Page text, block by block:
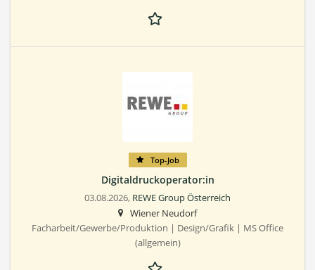
Top-Job
Digitaldruckoperator:in
03.08.2026, REWE Group Österreich
Wiener Neudorf
Facharbeit/Gewerbe/Produktion | Design/Grafik | MS Office
(allgemein)